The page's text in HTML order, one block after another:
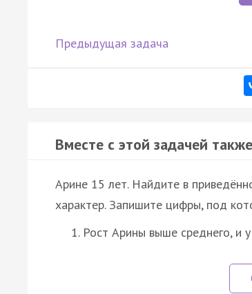
Предыдущая задача
Вместе с этой задачей
Арине 15 лет. Найдите в
характер. Запишите цифры, под
Рост Арины выше среднего, и